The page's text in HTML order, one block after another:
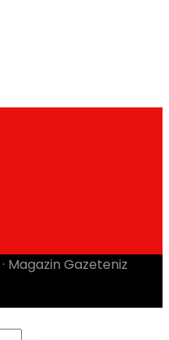
· Magazin Gazeteniz